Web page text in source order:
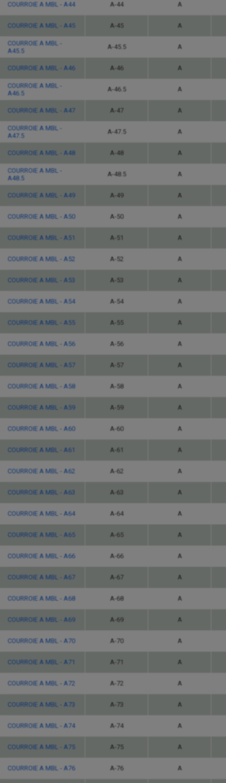
COURROIE A MBL - A44 A-44 A
COURROIE A MBL - A45 A-45 A
COURROIE A MBL -
A45.5
A-45.5 A
COURROIE A MBL - A46 A-46 A
COURROIE A MBL -
A46.5
A-46.5 A
COURROIE A MBL - A47 A-47 A
COURROIE A MBL -
A47.5
A-47.5 A
COURROIE A MBL - A48 A-48 A
COURROIE A MBL -
A48.5
A-48.5 A
COURROIE A MBL - A49 A-49 A
COURROIE A MBL - A50 A-50 A
COURROIE A MBL - A51 A-51 A
COURROIE A MBL - A52 A-52 A
COURROIE A MBL - A53 A-53 A
COURROIE A MBL - A54 A-54 A
COURROIE A MBL - A55 A-55 A
COURROIE A MBL - A56 A-56 A
COURROIE A MBL - A57 A-57 A
COURROIE A MBL - A58 A-58 A
COURROIE A MBL - A59 A-59 A
COURROIE A MBL - A60 A-60 A
COURROIE A MBL - A61 A-61 A
COURROIE A MBL - A62 A-62 A
COURROIE A MBL - A63 A-63 A
COURROIE A MBL - A64 A-64 A
COURROIE A MBL - A65 A-65 A
COURROIE A MBL - A66 A-66 A
COURROIE A MBL - A67 A-67 A
COURROIE A MBL - A68 A-68 A
COURROIE A MBL - A69 A-69 A
COURROIE A MBL - A70 A-70 A
COURROIE A MBL - A71 A-71 A
COURROIE A MBL - A72 A-72 A
COURROIE A MBL - A73 A-73 A
COURROIE A MBL - A74 A-74 A
COURROIE A MBL - A75 A-75 A
COURROIE A MBL - A76 A-76 A